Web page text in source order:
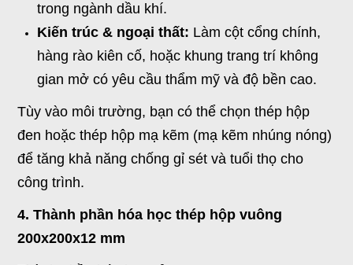
trong ngành dầu khí.
Kiến trúc & ngoại thất: Làm cột cổng chính,
hàng rào kiên cố, hoặc khung trang trí không
gian mở có yêu cầu thẩm mỹ và độ bền cao.
Tùy vào môi trường, bạn có thể chọn thép hộp
đen hoặc thép hộp mạ kẽm (mạ kẽm nhúng nóng)
để tăng khả năng chống gỉ sét và tuổi thọ cho
công trình.
4. Thành phần hóa học thép hộp vuông
200x200x12 mm